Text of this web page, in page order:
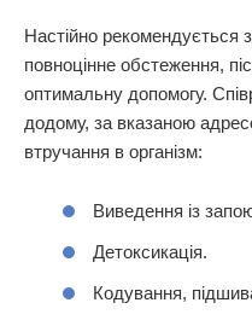
Настійно рекомендується
повноцінне обстеження,
оптимальну допомогу.
додому, за вказаною
втручання в організм:
Виведення із
Детоксикація.
Кодування,